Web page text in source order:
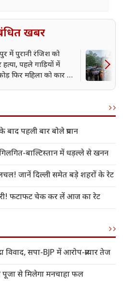
खबर
में पुरानी रंजिश को
पहले गाड़ियों में
फिर महिला को कार से
पहली बार बोले प्रधान
बाल्टिस्तान में धड़ल्ले से खनन
जानें दिल्ली समेत बड़े शहरों के रेट
फटाफट चेक कर लें आज का रेट
विवाद, सपा-BJP में आरोप-प्रत्यार तेज
पूजा से मिलेगा मनचाहा फल